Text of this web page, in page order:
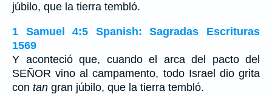
júbilo, que la tierra tembló.
1 Samuel 4:5 Spanish: Sagradas Escrituras
1569
Y aconteció que, cuando el arca del pacto del
SEÑOR vino al campamento, todo Israel dio grita
con tan gran júbilo, que la tierra tembló.